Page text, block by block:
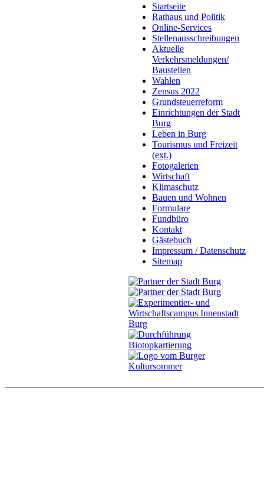
Startseite
Rathaus und Politik
Online-Services
Stellenausschreibungen
Aktuelle
Verkehrsmeldungen/
Baustellen
Wahlen
Zensus 2022
Grundsteuerreform
Einrichtungen der Stadt
Burg
Leben in Burg
Tourismus und Freizeit
(ext.)
Fotogalerien
Wirtschaft
Klimaschutz
Bauen und Wohnen
Formulare
Fundbüro
Kontakt
Gästebuch
Impressum / Datenschutz
Sitemap